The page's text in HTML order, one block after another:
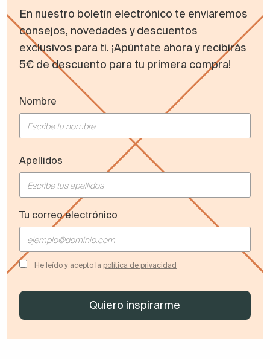
En nuestro boletín electrónico te enviaremos
consejos, novedades y descuentos
exclusivos para ti. ¡Apúntate ahora y recibirás
5€ de descuento para tu primera compra!
Nombre
Apellidos
Tu correo electrónico
He leído y acepto la política de privacidad